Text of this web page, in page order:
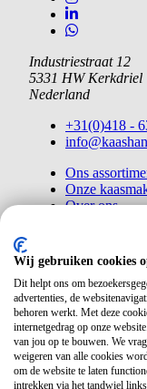
Wij gebruiken cookies
Dit helpt ons om
advertenties, de
behoren werkt. Met deze
internetgedrag op onze
van jou op te bouwen. We
weigeren van alle cookies
om de website te laten
intrekken via het tandwiel
Industriestraat 12
5331 HW Kerkdriel
Nederland
+31(0)418 -
Ons
Onze
Over ons
Bestellen
Copyright © 2026
Kvk 11026405
Privacybeleid